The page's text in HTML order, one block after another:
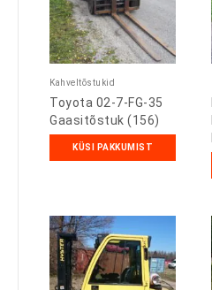
Kahveltõstukid
Toyota 02-7-FG-35
Gaasitõstuk (156)
KÜSI PAKKUMIST